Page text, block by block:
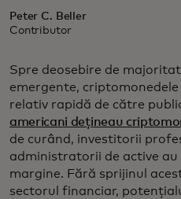
Peter C. Beller
Contributor
Spre deosebire de
emergente,
relativ rapidă de către
americani dețineau
de curând, investitorii
administratorii de active
margine. Fără sprijinul
sectorul financiar,